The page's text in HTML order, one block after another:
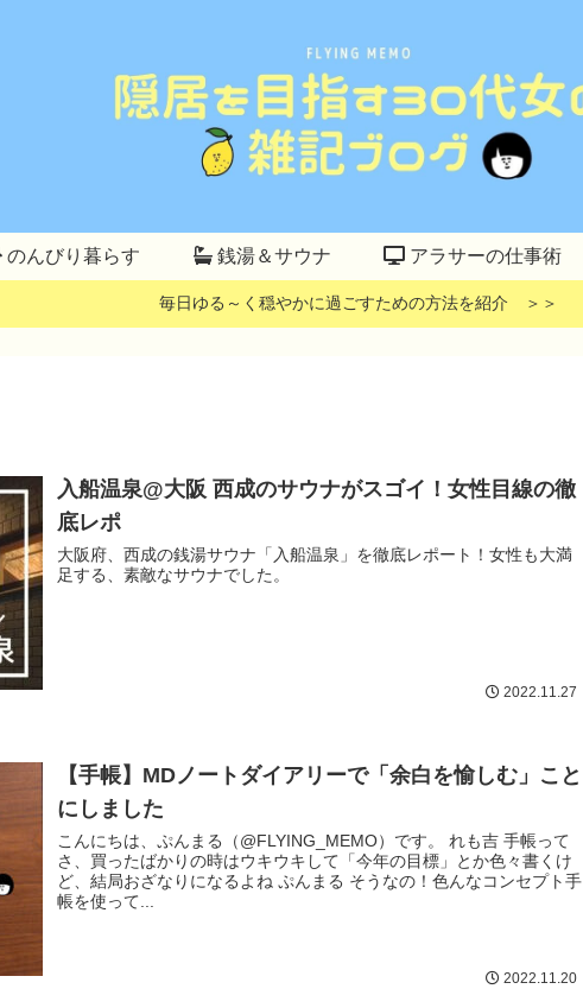
のんびり暮らす 銭湯＆サウナ アラサーの仕事術
毎日ゆる～く穏やかに過ごすための方法を紹介 ＞＞
入船温泉@大阪 西成のサウナがスゴイ！女性目線の徹
底レポ
大阪府、西成の銭湯サウナ「入船温泉」を徹底レポート！女性も大満
足する、素敵なサウナでした。
2022.11.27
【手帳】MDノートダイアリーで「余白を愉しむ」こと
にしました
こんにちは、ぷんまる（@FLYING_MEMO）です。 れも吉 手帳って
さ、買ったばかりの時はウキウキして「今年の目標」とか色々書くけ
ど、結局おざなりになるよね ぷんまる そうなの！色んなコンセプト手
帳を使って...
2022.11.20